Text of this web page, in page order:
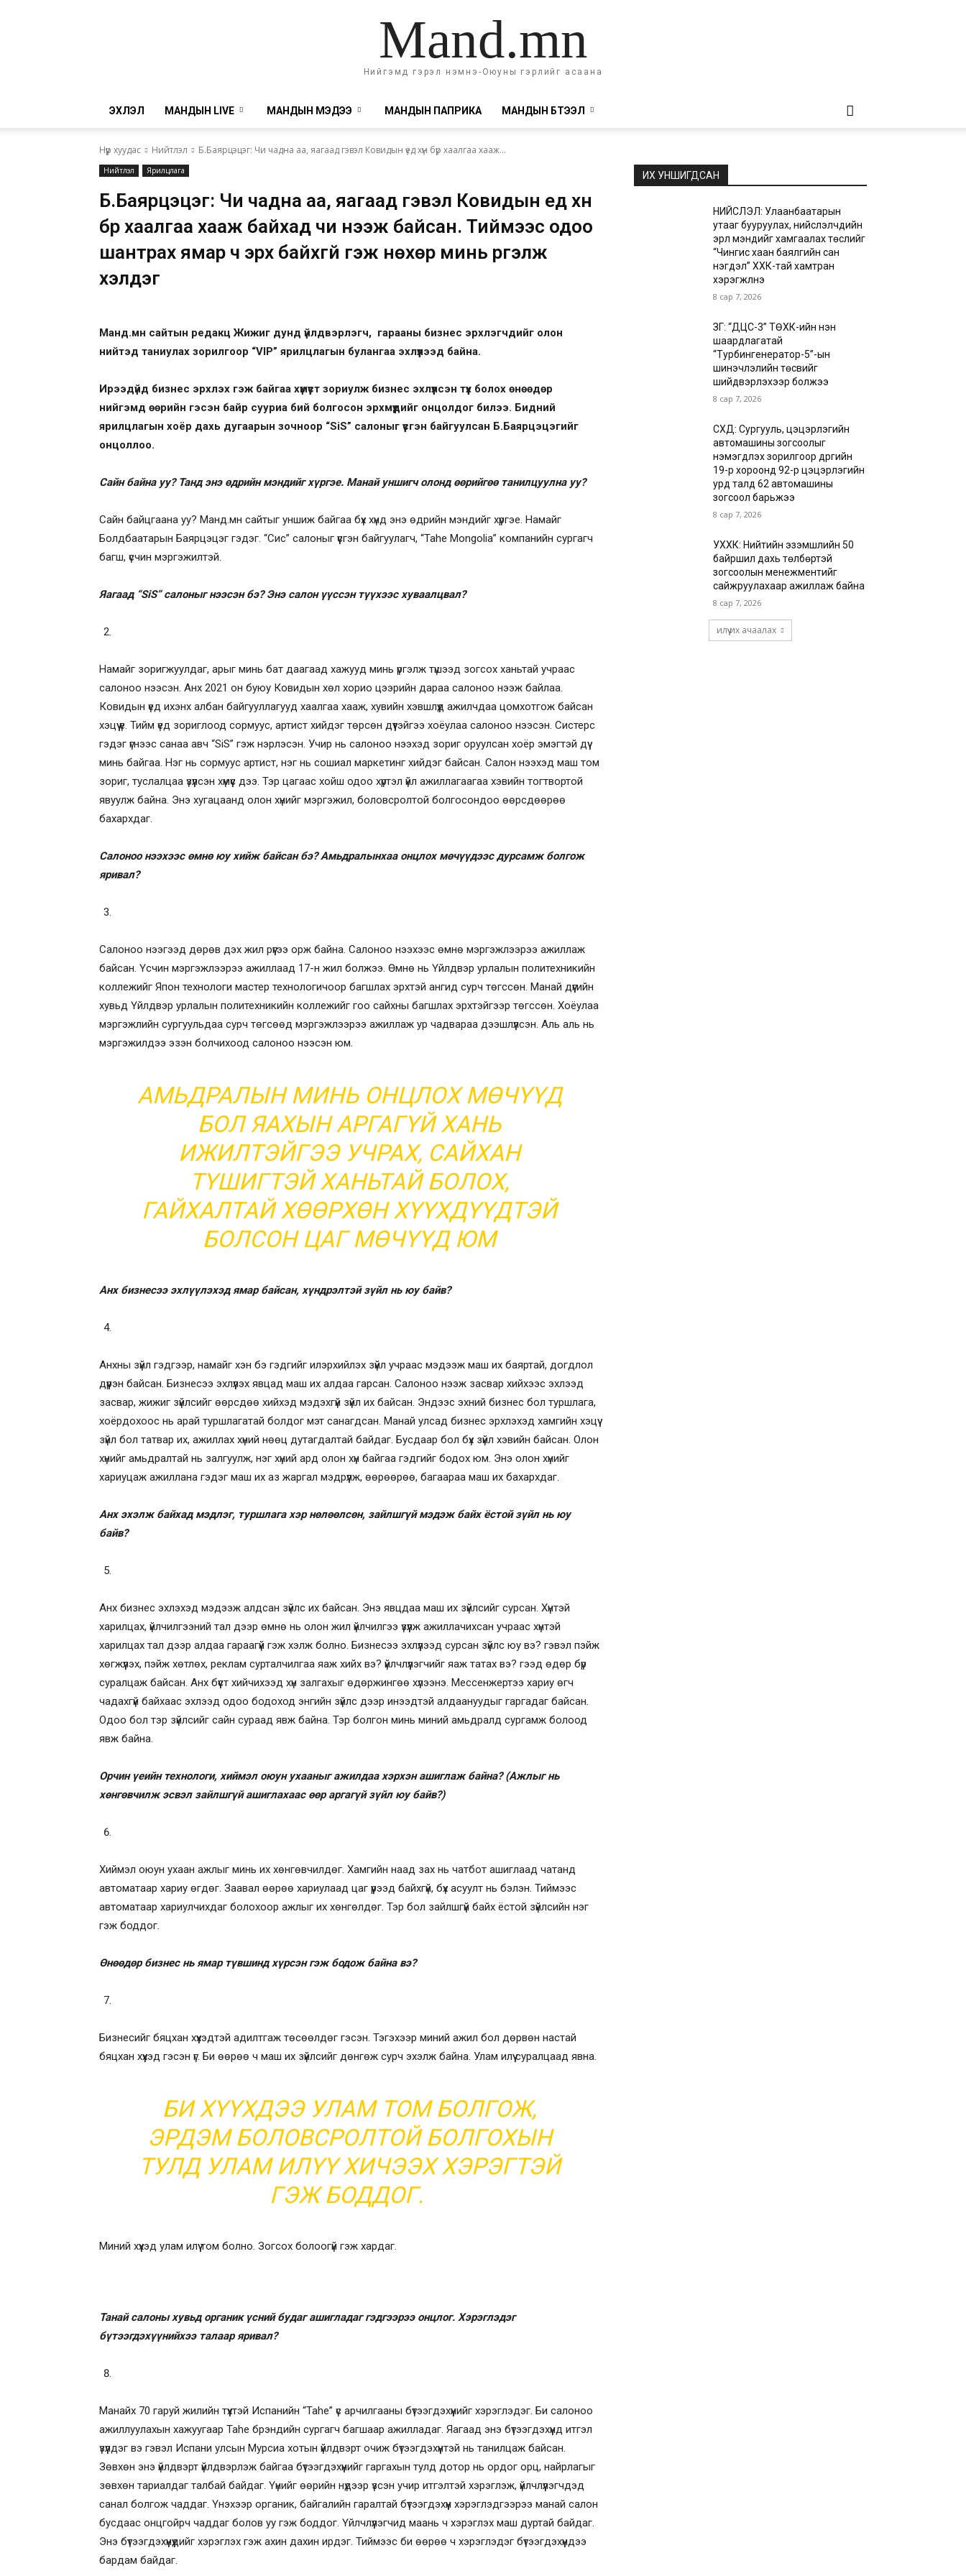
Mand.mn
Нийгэмд гэрэл нэмнэ-Оюуны гэрлийг асаана
ЭХЛЭЛ МАНДЫН LIVE МАНДЫН МЭДЭЭ МАНДЫН ПАПРИКА МАНДЫН БҮТЭЭЛ
Нүүр хуудас Нийтлэл Б.Баярцэцэг: Чи чадна аа, яагаад гэвэл Ковидын үед хүн бүр хаалгаа хааж...
Нийтлэл Ярилцлага
Б.Баярцэцэг: Чи чадна аа, яагаад гэвэл Ковидын үед хүн
бүр хаалгаа хааж байхад чи нээж байсан. Тиймээс одоо
шантрах ямар ч эрх байхгүй гэж нөхөр минь үргэлж
хэлдэг
Манд.мн сайтын редакц Жижиг дунд үйлдвэрлэгч, гарааны бизнес эрхлэгчдийг олон
нийтэд таниулах зорилгоор “VIP” ярилцлагын булангаа эхлүүлээд байна.
Ирээдүйд бизнес эрхлэх гэж байгаа хүмүүст зориулж бизнес эхлүүлсэн түүх болох өнөөдөр
нийгэмд өөрийн гэсэн байр сууриа бий болгосон эрхмүүдийг онцолдог билээ. Бидний
ярилцлагын хоёр дахь дугаарын зочноор “SiS” салоныг үүсгэн байгуулсан Б.Баярцэцэгийг
онцоллоо.
Сайн байна уу? Танд энэ өдрийн мэндийг хүргэе. Манай уншигч олонд өөрийгөө танилцуулна уу?
Сайн байцгаана уу? Манд.мн сайтыг уншиж байгаа бүх хүнд энэ өдрийн мэндийг хүргэе. Намайг
Болдбаатарын Баярцэцэг гэдэг. “Сис” салоныг үүсгэн байгуулагч, “Tahe Mongolia” компанийн сургагч
багш, үсчин мэргэжилтэй.
Яагаад “SiS” салоныг нээсэн бэ? Энэ салон үүссэн түүхээс хуваалцвал?
Намайг зоригжуулдаг, арыг минь бат даагаад хажууд минь үргэлж түшээд зогсох ханьтай учраас
салоноо нээсэн. Анх 2021 он буюу Ковидын хөл хорио цээрийн дараа салоноо нээж байлаа.
Ковидын үед ихэнх албан байгууллагууд хаалгаа хааж, хувийн хэвшлүүд ажилчдаа цомхотгож байсан
хэцүү үе. Тийм үед зориглоод сормуус, артист хийдэг төрсөн дүүтэйгээ хоёулаа салоноо нээсэн. Систерс
гэдэг үгнээс санаа авч “SiS” гэж нэрлэсэн. Учир нь салоноо нээхэд зориг оруулсан хоёр эмэгтэй дүү
минь байгаа. Нэг нь сормуус артист, нэг нь сошиал маркетинг хийдэг байсан. Салон нээхэд маш том
зориг, туслалцаа үзүүлсэн хүмүүс дээ. Тэр цагаас хойш одоо хүртэл үйл ажиллагаагаа хэвийн тогтвортой
явуулж байна. Энэ хугацаанд олон хүнийг мэргэжил, боловсролтой болгосондоо өөрсдөөрөө
бахархдаг.
Салоноо нээхээс өмнө юу хийж байсан бэ? Амьдралынхаа онцлох мөчүүдээс дурсамж болгож
яривал?
Салоноо нээгээд дөрөв дэх жил рүүгээ орж байна. Салоноо нээхээс өмнө мэргэжлээрээ ажиллаж
байсан. Үсчин мэргэжлээрээ ажиллаад 17-н жил болжээ. Өмнө нь Үйлдвэр урлалын политехникийн
коллежийг Япон технологи мастер технологичоор багшлах эрхтэй ангид сурч төгссөн. Манай дүүгийн
хувьд Үйлдвэр урлалын политехникийн коллежийг гоо сайхны багшлах эрхтэйгээр төгссөн. Хоёулаа
мэргэжлийн сургуульдаа сурч төгсөөд мэргэжлээрээ ажиллаж ур чадвараа дээшлүүлсэн. Аль аль нь
мэргэжилдээ эзэн болчихоод салоноо нээсэн юм.
АМЬДРАЛЫН МИНЬ ОНЦЛОХ МӨЧҮҮД
БОЛ ЯАХЫН АРГАГҮЙ ХАНЬ
ИЖИЛТЭЙГЭЭ УЧРАХ, САЙХАН
ТҮШИГТЭЙ ХАНЬТАЙ БОЛОХ,
ГАЙХАЛТАЙ ХӨӨРХӨН ХҮҮХДҮҮДТЭЙ
БОЛСОН ЦАГ МӨЧҮҮД ЮМ
Анх бизнесээ эхлүүлэхэд ямар байсан, хүндрэлтэй зүйл нь юу байв?
Анхны зүйл гэдгээр, намайг хэн бэ гэдгийг илэрхийлэх зүйл учраас мэдээж маш их баяртай, догдлол
дүүрэн байсан. Бизнесээ эхлүүлэх явцад маш их алдаа гарсан. Салоноо нээж засвар хийхээс эхлээд
засвар, жижиг зүйлсийг өөрсдөө хийхэд мэдэхгүй зүйл их байсан. Эндээс эхний бизнес бол туршлага,
хоёрдохоос нь арай туршлагатай болдог мэт санагдсан. Манай улсад бизнес эрхлэхэд хамгийн хэцүү
зүйл бол татвар их, ажиллах хүний нөөц дутагдалтай байдаг. Бусдаар бол бүх зүйл хэвийн байсан. Олон
хүнийг амьдралтай нь залгуулж, нэг хүний ард олон хүн байгаа гэдгийг бодох юм. Энэ олон хүнийг
хариуцаж ажиллана гэдэг маш их аз жаргал мэдрүүлж, өөрөөрөө, багаараа маш их бахархдаг.
Анх эхэлж байхад мэдлэг, туршлага хэр нөлөөлсөн, зайлшгүй мэдэж байх ёстой зүйл нь юу
байв?
Анх бизнес эхлэхэд мэдээж алдсан зүйлс их байсан. Энэ явцдаа маш их зүйлсийг сурсан. Хүнтэй
харилцах, үйлчилгээний тал дээр өмнө нь олон жил үйлчилгээ үзүүлж ажиллачихсан учраас хүнтэй
харилцах тал дээр алдаа гараагүй гэж хэлж болно. Бизнесээ эхлүүлээд сурсан зүйлс юу вэ? гэвэл пэйж
хөгжүүлэх, пэйж хөтлөх, реклам сурталчилгаа яаж хийх вэ? үйлчлүүлэгчийг яаж татах вэ? гээд өдөр бүр
суралцаж байсан. Анх бүүст хийчихээд хүн залгахыг өдөржингөө хүлээнэ. Мессенжертээ хариу өгч
чадахгүй байхаас эхлээд одоо бодоход энгийн зүйлс дээр инээдтэй алдаануудыг гаргадаг байсан.
Одоо бол тэр зүйлсийг сайн сураад явж байна. Тэр болгон минь миний амьдралд сургамж болоод
явж байна.
Орчин үеийн технологи, хиймэл оюун ухааныг ажилдаа хэрхэн ашиглаж байна? (Ажлыг нь
хөнгөвчилж эсвэл зайлшгүй ашиглахаас өөр аргагүй зүйл юу байв?)
Хиймэл оюун ухаан ажлыг минь их хөнгөвчилдөг. Хамгийн наад зах нь чатбот ашиглаад чатанд
автоматаар хариу өгдөг. Заавал өөрөө хариулаад цаг үүрээд байхгүй, бүх асуулт нь бэлэн. Тиймээс
автоматаар хариулчихдаг болохоор ажлыг их хөнгөлдөг. Тэр бол зайлшгүй байх ёстой зүйлсийн нэг
гэж боддог.
Өнөөдөр бизнес нь ямар түвшинд хүрсэн гэж бодож байна вэ?
Бизнесийг бяцхан хүүхэдтэй адилтгаж төсөөлдөг гэсэн. Тэгэхээр миний ажил бол дөрвөн настай
бяцхан хүүхэд гэсэн үг. Би өөрөө ч маш их зүйлсийг дөнгөж сурч эхэлж байна. Улам илүү суралцаад явна.
БИ ХҮҮХДЭЭ УЛАМ ТОМ БОЛГОЖ,
ЭРДЭМ БОЛОВСРОЛТОЙ БОЛГОХЫН
ТУЛД УЛАМ ИЛҮҮ ХИЧЭЭХ ХЭРЭГТЭЙ
ГЭЖ БОДДОГ.
Миний хүүхэд улам илүү том болно. Зогсох болоогүй гэж хардаг.
Танай салоны хувьд органик үсний будаг ашигладаг гэдгээрээ онцлог. Хэрэглэдэг
бүтээгдэхүүнийхээ талаар яривал?
Манайх 70 гаруй жилийн түүхтэй Испанийн “Tahe” үс арчилгааны бүтээгдэхүүнийг хэрэглэдэг. Би салоноо
ажиллуулахын хажуугаар Tahe брэндийн сургагч багшаар ажилладаг. Яагаад энэ бүтээгдэхүүнд итгэл
үзүүлдэг вэ гэвэл Испани улсын Мурсиа хотын үйлдвэрт очиж бүтээгдэхүүнтэй нь танилцаж байсан.
Зөвхөн энэ үйлдвэрт үйлдвэрлэж байгаа бүтээгдэхүүнийг гаргахын тулд дотор нь ордог орц, найрлагыг
зөвхөн тариалдаг талбай байдаг. Үүнийг өөрийн нүдээр үзсэн учир итгэлтэй хэрэглэж, үйлчлүүлэгчдэд
санал болгож чаддаг. Үнэхээр органик, байгалийн гаралтай бүтээгдэхүүн хэрэглэдгээрээ манай салон
бусдаас онцгойрч чаддаг болов уу гэж боддог. Үйлчлүүлэгчид маань ч хэрэглэх маш дуртай байдаг.
Энэ бүтээгдэхүүнүүдийг хэрэглэх гэж ахин дахин ирдэг. Тиймээс би өөрөө ч хэрэглэдэг бүтээгдэхүүндээ
бардам байдаг.
ИХ УНШИГДСАН
НИЙСЛЭЛ: Улаанбаатарын
утааг бууруулах, нийслэлчүүдийн
эрүүл мэндийг хамгаалах төслийг
“Чингис хаан баялгийн сан
нэгдэл” ХХК-тай хамтран
хэрэгжүүлнэ
8 сар 7, 2026
ЗГ: “ДЦС-3” ТӨХК-ийн нэн
шаардлагатай
“Турбингенератор-5”-ын
шинэчлэлийн төсвийг
шийдвэрлэхээр болжээ
8 сар 7, 2026
СХД: Сургууль, цэцэрлэгийн
автомашины зогсоолыг
нэмэгдүүлэх зорилгоор дүүргийн
19-р хороонд 92-р цэцэрлэгийн
урд талд 62 автомашины
зогсоол барьжээ
8 сар 7, 2026
УХХК: Нийтийн эзэмшлийн 50
байршил дахь төлбөртэй
зогсоолын менежментийг
сайжруулахаар ажиллаж байна
8 сар 7, 2026
илүү их ачаалах